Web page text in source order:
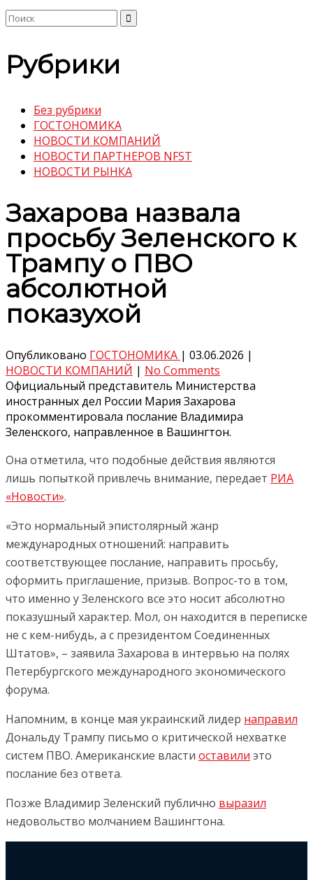
Поиск
Рубрики
Без рубрики
ГОСТОНОМИКА
НОВОСТИ КОМПАНИЙ
НОВОСТИ ПАРТНЕРОВ NFST
НОВОСТИ РЫНКА
Захарова назвала
просьбу Зеленского к
Трампу о ПВО
абсолютной
показухой
Опубликовано ГОСТОНОМИКА | 03.06.2026 |
НОВОСТИ КОМПАНИЙ | No Comments
Официальный представитель Министерства
иностранных дел России Мария Захарова
прокомментировала послание Владимира
Зеленского, направленное в Вашингтон.
Она отметила, что подобные действия являются
лишь попыткой привлечь внимание, передает РИА
«Новости».
«Это нормальный эпистолярный жанр
международных отношений: направить
соответствующее послание, направить просьбу,
оформить приглашение, призыв. Вопрос-то в том,
что именно у Зеленского все это носит абсолютно
показушный характер. Мол, он находится в переписке
не с кем-нибудь, а с президентом Соединенных
Штатов», – заявила Захарова в интервью на полях
Петербургского международного экономического
форума.
Напомним, в конце мая украинский лидер направил
Дональду Трампу письмо о критической нехватке
систем ПВО. Американские власти оставили это
послание без ответа.
Позже Владимир Зеленский публично выразил
недовольство молчанием Вашингтона.